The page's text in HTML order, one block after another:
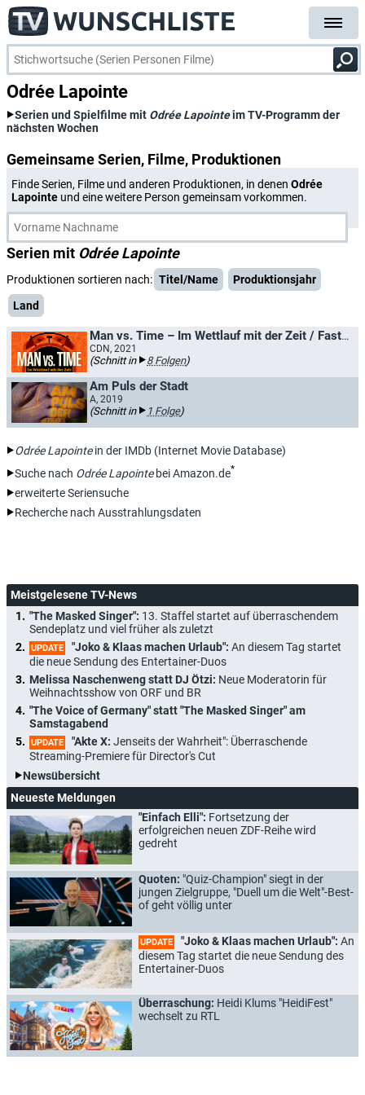
Odrée Lapointe
Serien und Spielfilme mit Odrée Lapointeim TV-Programm der
nächsten Wochen
Gemeinsame Serien, Filme, Produktionen
Finde Serien, Filme und anderen Produktionen, in denen Odrée
Lapointe und eine weitere Person gemeinsam vorkommen.
Serien mit Odrée Lapointe
Produktionen sortieren nach: Titel/Name
Produktionsjahr
Land
Man vs. Time – Im Wettlauf mit der Zeit / Faster!: Humanity's Quest to Save Time
CDN, 2021
(Schnitt in 8 Folgen)
Am Puls der Stadt
A, 2019
(Schnitt in 1 Folge)
Odrée Lapointein der IMDb (Internet Movie Database)
Suche nach Odrée Lapointebei Amazon.de*
erweiterte Seriensuche
Recherche nach Ausstrahlungsdaten
Meistgelesene TV-News
"The Masked Singer": 13. Staffel startet auf überraschendem
Sendeplatz und viel früher als zuletzt
UPDATE "Joko & Klaas machen Urlaub": An diesem Tag startet
die neue Sendung des Entertainer-Duos
Melissa Naschenweng statt DJ Ötzi: Neue Moderatorin für
Weihnachtsshow von ORF und BR
"The Voice of Germany" statt "The Masked Singer" am
Samstagabend
UPDATE "Akte X: Jenseits der Wahrheit": Überraschende
Streaming-Premiere für Director's Cut
Newsübersicht
Neueste Meldungen
"Einfach Elli": Fortsetzung der
erfolgreichen neuen ZDF-Reihe wird
gedreht
Quoten: "Quiz-Champion" siegt in der
jungen Zielgruppe, "Duell um die Welt"-Best-
of geht völlig unter
UPDATE "Joko & Klaas machen Urlaub": An
diesem Tag startet die neue Sendung des
Entertainer-Duos
Überraschung: Heidi Klums "HeidiFest"
wechselt zu RTL